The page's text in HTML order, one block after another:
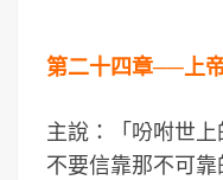
第二十四章──上
主說：「吩咐世
不要信靠那不可